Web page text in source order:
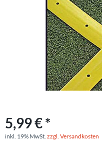
5,99 € *
inkl. 19% MwSt. zzgl. Versandkosten